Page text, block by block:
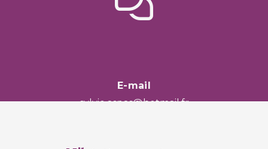
E-mail
sylvie.aspas@hotmail.fr